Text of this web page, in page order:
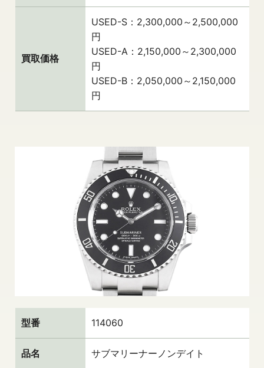
買取価格
USED-S：2,300,000～2,500,000
円
USED-A：2,150,000～2,300,000
円
USED-B：2,050,000～2,150,000
円
型番 114060
品名 サブマリーナーノンデイト